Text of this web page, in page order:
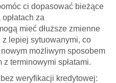
ci dopasować bieżące
za
mieć dłuższe zmienne
z lepiej sytuowanymi, co
możliwym sposobem
terminowymi spłatami.
weryfikacji kredytowej: